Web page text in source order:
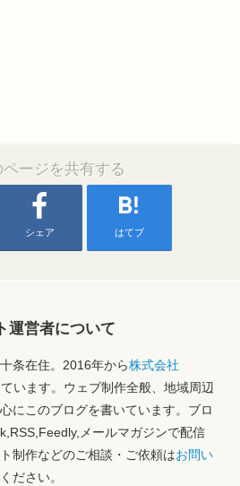
ページを共有する
シェア はてブ
運営者について
条在住。2016年から株式会社
います。ウェブ制作全般、地域周辺
にこのブログを書いています。ブロ
メールマガジンで配信
制作などのご相談・ご依頼はお問い
ださい。